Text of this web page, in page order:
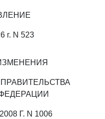
г. N 523
Г. N 1006